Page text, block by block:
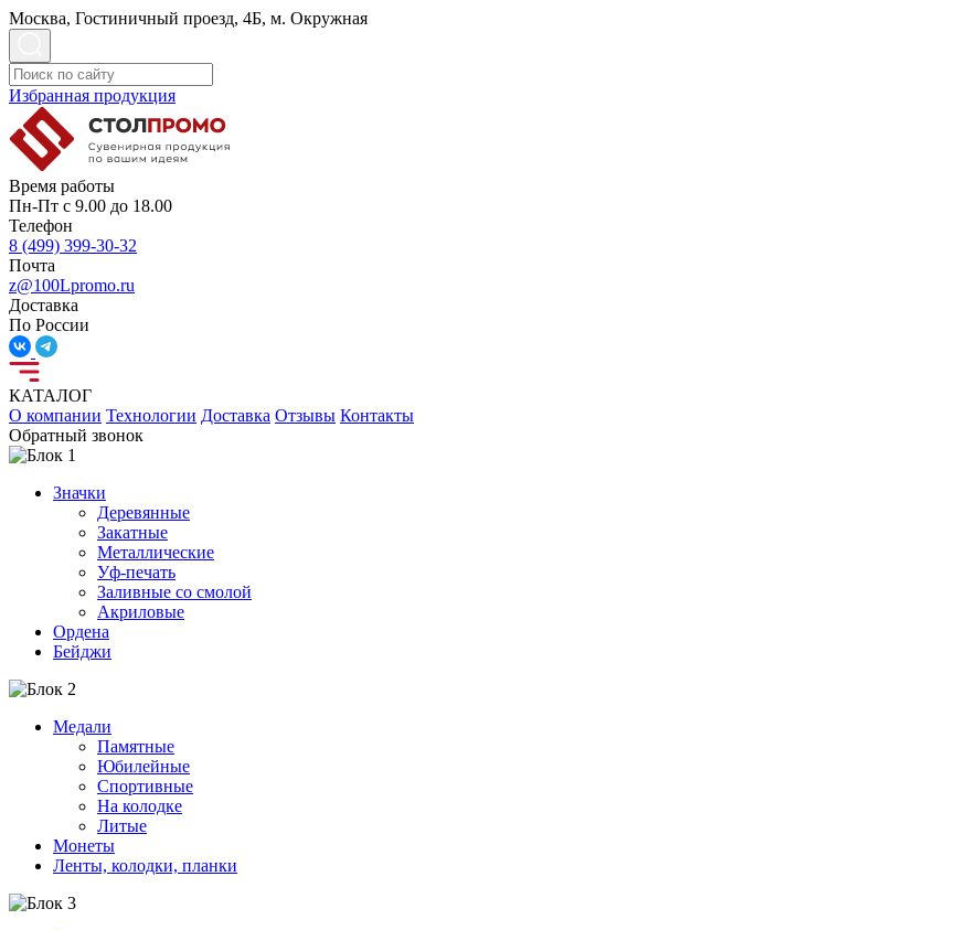
Москва, Гостиничный проезд, 4Б, м. Окружная
Избранная продукция
Время работы
Пн-Пт с 9.00 до 18.00
Телефон
8 (499) 399-30-32
Почта
z@100Lpromo.ru
Доставка
По России
КАТАЛОГ
О компании Технологии Доставка Отзывы Контакты
Обратный звонок
Значки
Деревянные
Закатные
Металлические
Уф-печать
Заливные со смолой
Акриловые
Ордена
Бейджи
Медали
Памятные
Юбилейные
Спортивные
На колодке
Литые
Монеты
Ленты, колодки, планки